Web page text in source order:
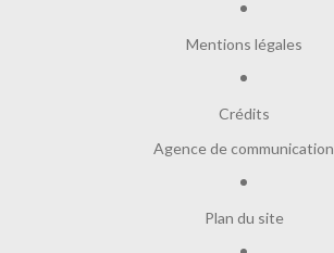
Mentions légales
Crédits
Agence de communication
Plan du site